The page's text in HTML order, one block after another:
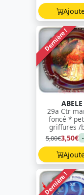
Dernière !
ABELE
29a Ctr
foncé *
griffures /
5,00€3,50€
Dernière !